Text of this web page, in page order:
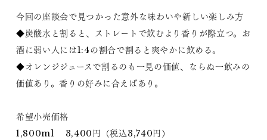
今回の座談会で見つかった意外な味わいや新しい楽しみ方
◆炭酸水と割ると、ストレートで飲むより香りが際立つ。お
酒に弱い人には1:4の割合で割ると爽やかに飲める。
◆オレンジジュースで割るのも一見の価値、ならぬ一飲みの
価値あり。香りの好みに合えばあり。
希望小売価格
1,800ml 3,400円（税込3,740円）